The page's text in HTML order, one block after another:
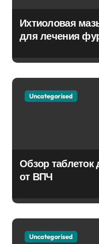
Ихтиоловая
для лечения
Uncategorised
Обзор таблеток
от ВПЧ
Uncategorised